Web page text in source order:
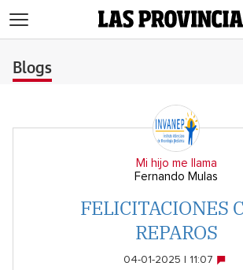
Blogs
Mi hijo me llama
Fernando Mulas
FELICITACIONES
REPAROS
04-01-2025 | 11:07